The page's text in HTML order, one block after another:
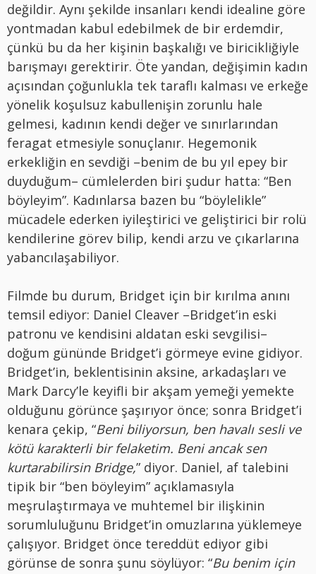
değildir. Aynı şekilde insanları kendi idealine göre
yontmadan kabul edebilmek de bir erdemdir,
çünkü bu da her kişinin başkalığı ve biricikliğiyle
barışmayı gerektirir. Öte yandan, değişimin kadın
açısından çoğunlukla tek taraflı kalması ve erkeğe
yönelik koşulsuz kabullenişin zorunlu hale
gelmesi, kadının kendi değer ve sınırlarından
feragat etmesiyle sonuçlanır. Hegemonik
erkekliğin en sevdiği –benim de bu yıl epey bir
duyduğum– cümlelerden biri şudur hatta: “Ben
böyleyim”. Kadınlarsa bazen bu “böylelikle”
mücadele ederken iyileştirici ve geliştirici bir rolü
kendilerine görev bilip, kendi arzu ve çıkarlarına
yabancılaşabiliyor.
Filmde bu durum, Bridget için bir kırılma anını
temsil ediyor: Daniel Cleaver –Bridget’in eski
patronu ve kendisini aldatan eski sevgilisi–
doğum gününde Bridget’i görmeye evine gidiyor.
Bridget’in, beklentisinin aksine, arkadaşları ve
Mark Darcy’le keyifli bir akşam yemeği yemekte
olduğunu görünce şaşırıyor önce; sonra Bridget’i
kenara çekip, “Beni biliyorsun, ben havalı sesli ve
kötü karakterli bir felaketim. Beni ancak sen
kurtarabilirsin Bridge,” diyor. Daniel, af talebini
tipik bir “ben böyleyim” açıklamasıyla
meşrulaştırmaya ve muhtemel bir ilişkinin
sorumluluğunu Bridget’in omuzlarına yüklemeye
çalışıyor. Bridget önce tereddüt ediyor gibi
görünse de sonra şunu söylüyor: “Bu benim için